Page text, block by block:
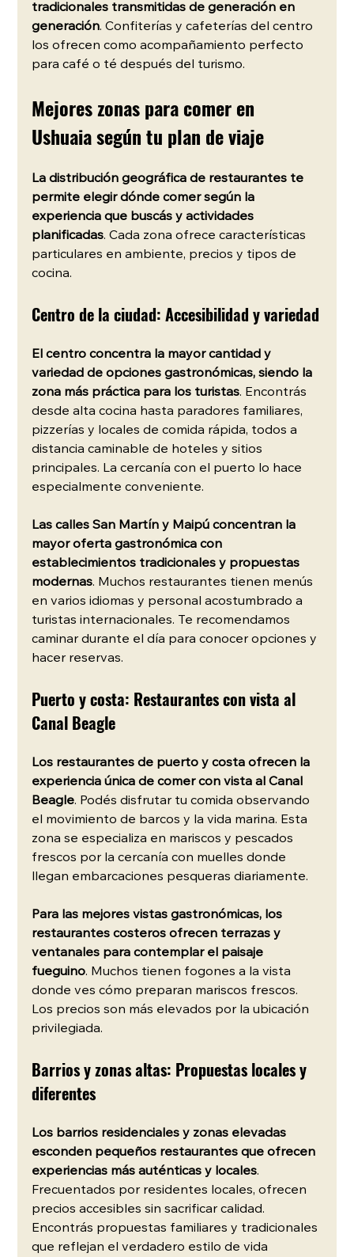
tradicionales transmitidas de generación en
generación. Confiterías y cafeterías del centro
los ofrecen como acompañamiento perfecto
para café o té después del turismo.
Mejores zonas para comer en
Ushuaia según tu plan de viaje
La distribución geográfica de restaurantes te
permite elegir dónde comer según la
experiencia que buscás y actividades
planificadas. Cada zona ofrece características
particulares en ambiente, precios y tipos de
cocina.
Centro de la ciudad: Accesibilidad y variedad
El centro concentra la mayor cantidad y
variedad de opciones gastronómicas, siendo la
zona más práctica para los turistas. Encontrás
desde alta cocina hasta paradores familiares,
pizzerías y locales de comida rápida, todos a
distancia caminable de hoteles y sitios
principales. La cercanía con el puerto lo hace
especialmente conveniente.
Las calles San Martín y Maipú concentran la
mayor oferta gastronómica con
establecimientos tradicionales y propuestas
modernas. Muchos restaurantes tienen menús
en varios idiomas y personal acostumbrado a
turistas internacionales. Te recomendamos
caminar durante el día para conocer opciones y
hacer reservas.
Puerto y costa: Restaurantes con vista al
Canal Beagle
Los restaurantes de puerto y costa ofrecen la
experiencia única de comer con vista al Canal
Beagle. Podés disfrutar tu comida observando
el movimiento de barcos y la vida marina. Esta
zona se especializa en mariscos y pescados
frescos por la cercanía con muelles donde
llegan embarcaciones pesqueras diariamente.
Para las mejores vistas gastronómicas, los
restaurantes costeros ofrecen terrazas y
ventanales para contemplar el paisaje
fueguino. Muchos tienen fogones a la vista
donde ves cómo preparan mariscos frescos.
Los precios son más elevados por la ubicación
privilegiada.
Barrios y zonas altas: Propuestas locales y
diferentes
Los barrios residenciales y zonas elevadas
esconden pequeños restaurantes que ofrecen
experiencias más auténticas y locales.
Frecuentados por residentes locales, ofrecen
precios accesibles sin sacrificar calidad.
Encontrás propuestas familiares y tradicionales
que reflejan el verdadero estilo de vida